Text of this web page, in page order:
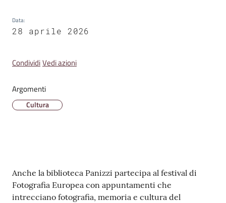
u
r
m
E
Data:
28 aprile 2026
CondividiVedi azioni
Argomenti
Cultura
Contenuto
Anche la biblioteca Panizzi partecipa al festival di
Fotografia Europea con appuntamenti che
intrecciano fotografia, memoria e cultura del